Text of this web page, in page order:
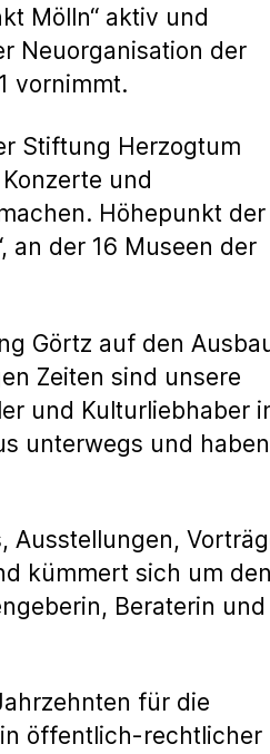
Mölln“ aktiv und
Neuorganisation der
vornimmt.
Stiftung Herzogtum
und
Höhepunkt der
an der 16 Museen der
Görtz auf den
Zeiten sind unsere
und Kulturliebhaber
unterwegs und haben
Ausstellungen,
kümmert sich um den
Beraterin und
für die
öffentlich-rechtlicher